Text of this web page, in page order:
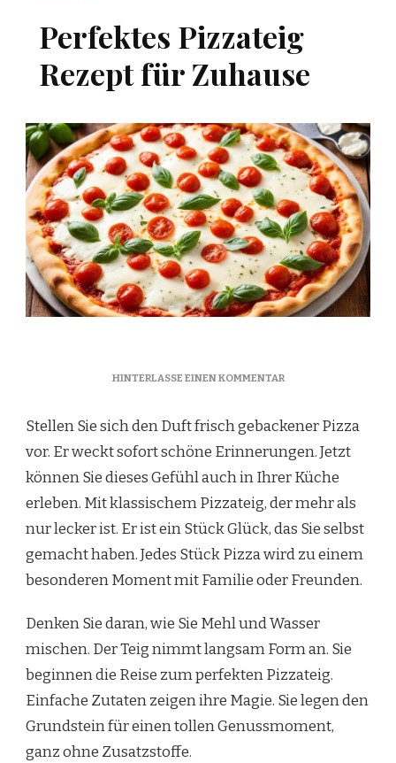
Perfektes Pizzateig
Rezept für Zuhause
HINTERLASSE EINEN KOMMENTARZU
REZEPT
ZUHAUSE
Stellen Sie sich den Duft frisch gebackener Pizza
vor. Er weckt sofort schöne Erinnerungen. Jetzt
können Sie dieses Gefühl auch in Ihrer Küche
erleben. Mit klassischem Pizzateig, der mehr als
nur lecker ist. Er ist ein Stück Glück, das Sie selbst
gemacht haben. Jedes Stück Pizza wird zu einem
besonderen Moment mit Familie oder Freunden.
Denken Sie daran, wie Sie Mehl und Wasser
mischen. Der Teig nimmt langsam Form an. Sie
beginnen die Reise zum perfekten Pizzateig.
Einfache Zutaten zeigen ihre Magie. Sie legen den
Grundstein für einen tollen Genussmoment,
ganz ohne Zusatzstoffe.